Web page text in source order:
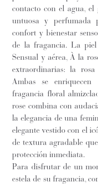
contacto con el agua, el
untuosa y perfumada
confort y bienestar
de la fragancia. La
Sensual y aérea, À la
extraordinarias: la
Ambas se
fragancia floral
rose combina con
la elegancia de una
elegante vestido con el
de textura agradable
protección inmediata.
Para disfrutar de un
estela de su fragancia,